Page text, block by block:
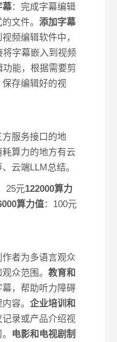
幕：完成字幕编辑
文件。 添加字幕
频编辑软件中，
将字幕嵌入到视频
功能，根据需要剪
保存编辑好的视
服务接口的地
算力的地方有云
云端LLM总结。
25元122000算力
算力值：100元
者为多语言观众
众范围。 教育和
，帮助听力障碍
容。 企业培训和
录或产品介绍视
电影和电视剧制